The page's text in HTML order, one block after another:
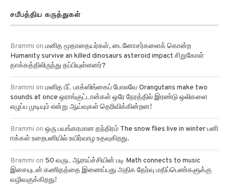
சமீபத்திய கருத்துகள்
Brammi on மனித மூதாதையர்கள், டைனோசர்களைக் கொன்ற
Humanity survive an killed dinosaurs asteroid impact சிறுகோள்
தாக்கத்திலிருந்து தப்பியுள்ளனர்?
Brammi on மனித பீட் பாக்ஸிங்கைப் போலவே Orangutans make two
sounds at once ஒராங்குட்டான்கள் ஒரே நேரத்தில் இரண்டு ஒலிகளை
எழுப்ப முடியும் என்று ஆய்வுகள் தெரிவிக்கின்றன!
Brammi on ஒரு பயங்கரமான தந்திரம் The snow flies live in winter பனி
ஈக்கள் உறைபனியில் உயிர்வாழ உதவுகிறது.
Brammi on 50 வருட ஆராய்ச்சியின் படி Math connects to music
இசையுடன் கணிதத்தை இணைப்பது அதிக தேர்வு மதிப்பெண்களுக்கு
வழிவகுக்கிறது!